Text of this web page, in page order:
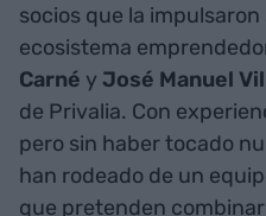
socios que la
ecosistema
Carné y José Manuel
de Privalia. Con
pero sin haber tocado
han rodeado de un
que pretenden